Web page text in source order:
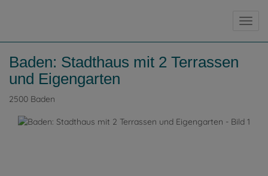
Baden: Stadthaus mit 2 Terrassen
und Eigengarten
2500 Baden